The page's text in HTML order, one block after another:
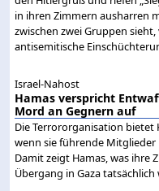
in ihren Zimmern ausharren
zwischen zwei Gruppen
antisemitische
Israel-Nahost
Hamas verspricht
Mord an Gegnern auf
Die Terrororganisation
wenn sie führende
Damit zeigt Hamas, was ihre
Übergang in Gaza tatsächlich